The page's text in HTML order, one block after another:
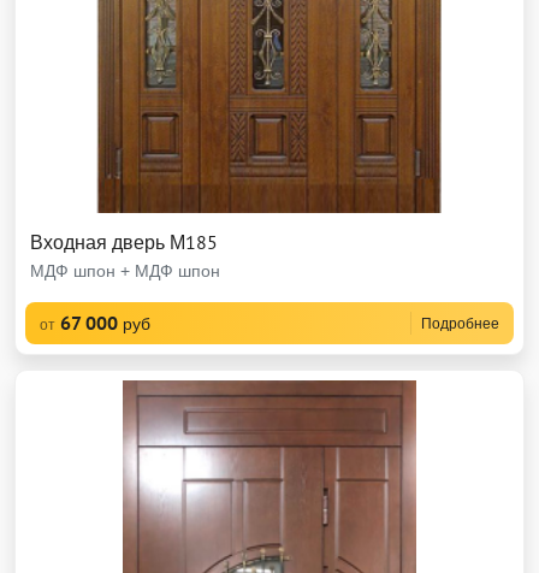
Входная дверь М185
МДФ шпон + МДФ шпон
от 67 000 руб Подробнее